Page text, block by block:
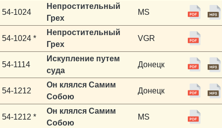
54-1024
Непростительный
Грех
MS
54-1024 *
Непростительный
Грех
VGR
54-1114
Искупление путем
суда
Донецк
54-1212
Он клялся Самим
Собою
Донецк
54-1212 *
Он клялся Самим
Собою
MS